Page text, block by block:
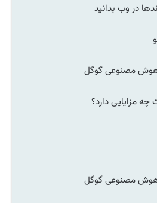
در وب بدانید
هوش مصنوعی گوگل
هوش مصنوعی گوگل